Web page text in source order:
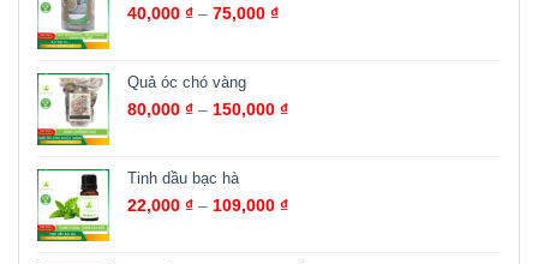
40,000 ₫ – 75,000 ₫
Quả óc chó vàng
80,000 ₫ – 150,000 ₫
Tinh dầu bạc hà
22,000 ₫ – 109,000 ₫